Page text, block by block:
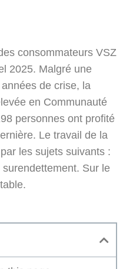
consommateurs VSZ
2025. Malgré une
de crise, la
en Communauté
personnes ont profité
Le travail de la
les sujets suivants :
surendettement. Sur le